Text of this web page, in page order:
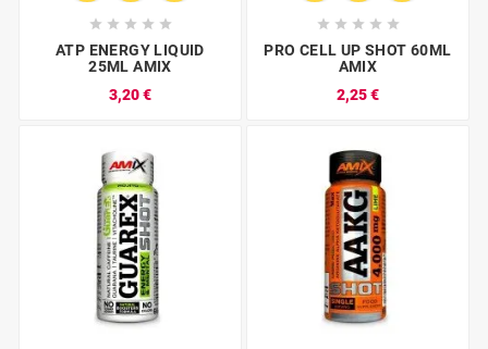
    
ATP ENERGY LIQUID
25ML AMIX
3,20 €
    
PRO CELL UP SHOT 60ML
AMIX
2,25 €